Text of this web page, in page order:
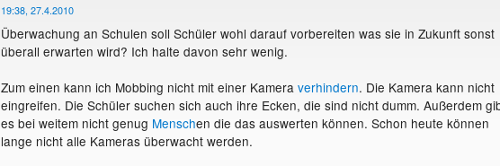
19:38, 27.4.2010
Überwachung an Schulen soll Schüler wohl darauf vorbereiten was sie in Zukunft sonst
überall erwarten wird? Ich halte davon sehr wenig.
Zum einen kann ich Mobbing nicht mit einer Kamera verhindern. Die Kamera kann nicht
eingreifen. Die Schüler suchen sich auch ihre Ecken, die sind nicht dumm. Außerdem
es bei weitem nicht genug Menschen die das auswerten können. Schon heute können
lange nicht alle Kameras überwacht werden.